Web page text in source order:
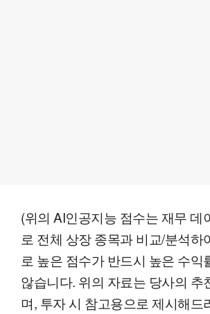
(위의 AI인공지능 점수는 재무 데
로 전체 상장 종목과 비교/분석하
로 높은 점수가 반드시 높은 수익
않습니다. 위의 자료는 당사의 추
며, 투자 시 참고용으로 제시해드